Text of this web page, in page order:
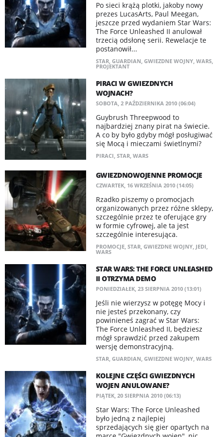
Po sieci krążą plotki, jakoby nowy
prezes LucasArts, Paul Meegan,
jeszcze przed wydaniem Star Wars:
The Force Unleashed II anulował
trzecią odsłonę serii. Rewelacje te
postanowił...
STAR, GUARDIAN, GWIEZDNE WOJNY, WARS,
PROJEKTANT
PIRACI W GWIEZDNYCH
WOJNACH?
SOBOTA, 2 PAŹDZIERNIKA 2010 (06:04)
Guybrush Threepwood to
najbardziej znany pirat na świecie.
A co by było gdyby mógł posługiwać
się Mocą i mieczami świetlnymi?
PIRACI, STAR, WARS
GWIEZDNOWOJENNE PROMOCJE
CZWARTEK, 16 WRZEŚNIA 2010 (14:05)
Rzadko piszemy o promocjach
organizowanych przez różne sklepy,
szczególnie przez te oferujące gry
w formie cyfrowej, ale ta jest
szczególnie interesująca.
PROMOCJE, STAR, GWIEZDNE WOJNY, JEDI
WARS
STAR WARS: THE FORCE UNLEASHED
II OTRZYMA DEMO
PONIEDZIAŁEK, 23 SIERPNIA 2010 (13:01)
Jeśli nie wierzysz w potęgę Mocy i
nie jesteś przekonany, czy
powinieneś zagrać w Star Wars:
The Force Unleashed II, będziesz
mógł sprawdzić przed zakupem
wersję demonstracyjną.
STAR, GUARDIAN GWIEZDNE WOJNY, WARS
KOLEJNE CZĘŚCI GWIEZDNYCH
WOJEN ANULOWANE?
PIĄTEK, 20 SIERPNIA 2010 (06:13)
Star Wars: The Force Unleashed
było jedną z najlepiej
sprzedających się gier opartych na